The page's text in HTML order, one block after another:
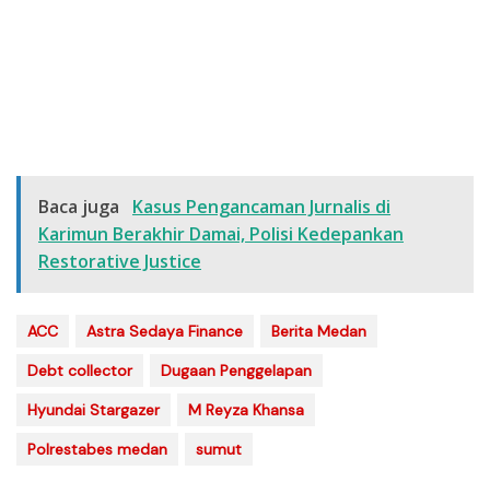
Baca juga
Kasus Pengancaman Jurnalis di
Karimun Berakhir Damai, Polisi Kedepankan
Restorative Justice
ACC Astra Sedaya Finance
Berita Medan
Debt collector
Dugaan Penggelapan
Hyundai Stargazer
M Reyza Khansa
Polrestabes medan
sumut